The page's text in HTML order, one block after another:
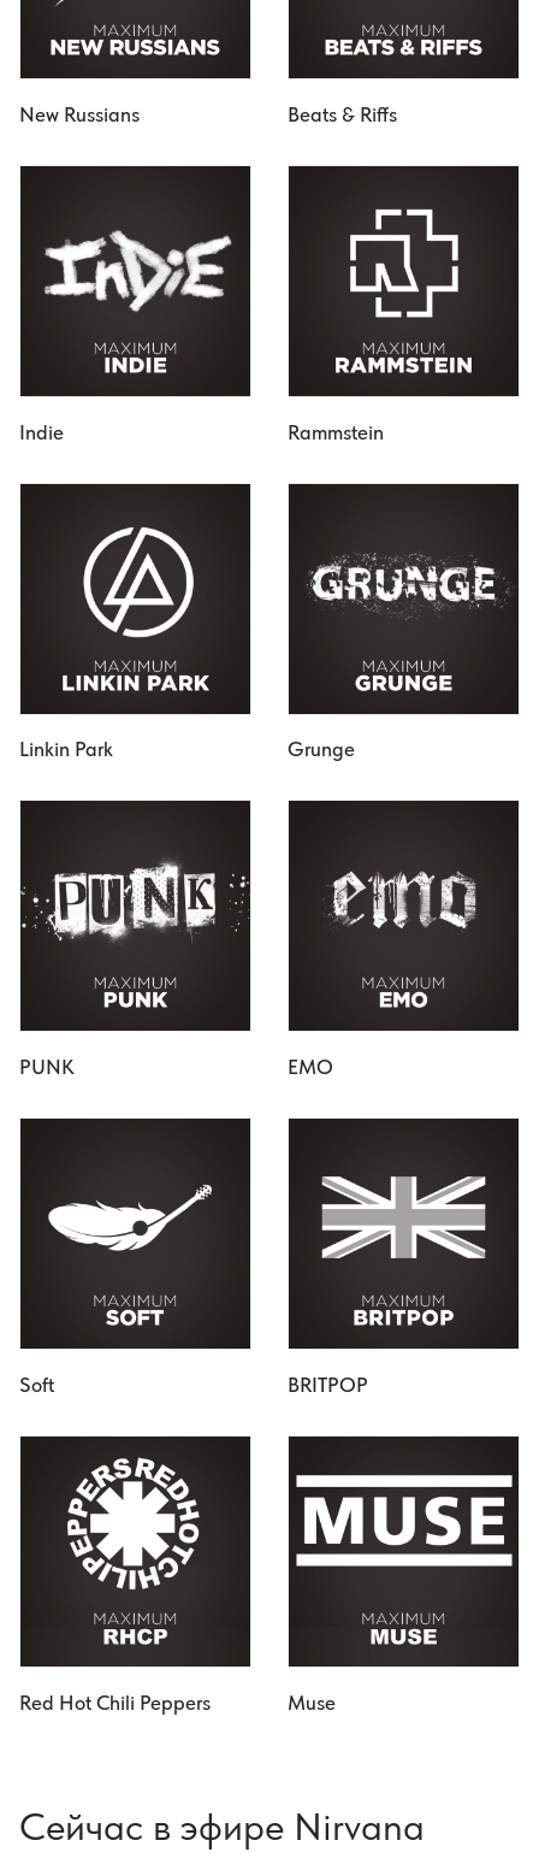
New Russians Beats & Riffs
Indie Rammstein
Linkin Park Grunge
PUNK EMO
Soft BRITPOP
Red Hot Chili Peppers Muse
Сейчас в эфире Nirvana